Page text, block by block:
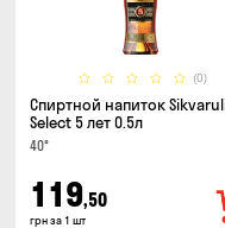
(0)
Спиртной напиток
Select 5 лет 0.5л
40°
119,50
грн за 1 шт